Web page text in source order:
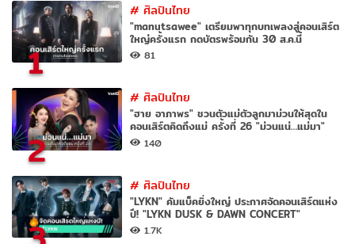
1
#ศิลปินไทย
"manutsawee" เตรียมพาทุกบทเพลงสู่คอนเสิร์ต
ใหญ่ครั้งแรก กดบัตรพร้อมกัน 30 ส.ค.นี้
81
2
#ศิลปินไทย
"ฮาย อาภาพร" ชวนตัวแม่ตัวลูกมาม่วนให้สุดใน
คอนเสิร์ตคิดถึงแม่ ครั้งที่ 26 "ม่วนแน่…แม่มา"
140
#ศิลปินไทย
"LYKN" คัมแบ็คยิ่งใหญ่ ประกาศจัดคอนเสิร์ตแห่ง
ปี! "LYKN DUSK & DAWN CONCERT"
1.7K